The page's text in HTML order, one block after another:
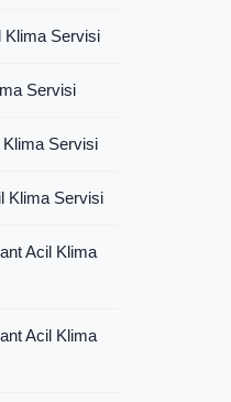
Klima Servisi
Servisi
Klima Servisi
Klima Servisi
Acil Klima
Acil Klima